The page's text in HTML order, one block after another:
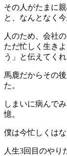
その人がたまに
と、なんとなく
人のため、会社
ただ忙しく生き
う」と伝えてくれ
馬鹿だからその
た。
しまいに病んで
憶。
僕は今忙しくはな
人生3回目のやり